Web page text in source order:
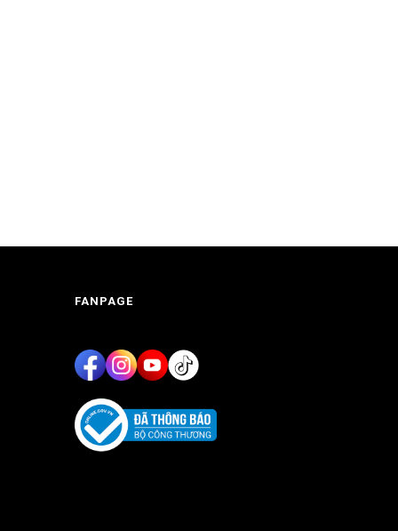
FANPAGE